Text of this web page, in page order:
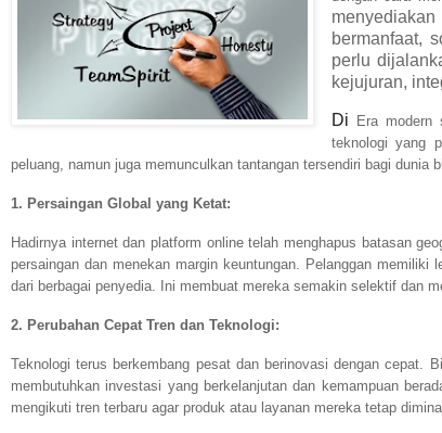
bermanfaat,
perlu
kejujuran,
Di
Era modern
teknologi yang
peluang, namun juga memunculkan tantangan tersendiri bagi
1. Persaingan Global yang Ketat:
Hadirnya internet dan platform online telah menghapus batasan
persaingan dan menekan margin keuntungan. Pelanggan
dari berbagai penyedia. Ini membuat mereka semakin selektif dan
2. Perubahan Cepat Tren dan Teknologi:
Teknologi terus berkembang pesat dan berinovasi dengan cepat.
membutuhkan investasi yang berkelanjutan dan kemampuan
mengikuti tren terbaru agar produk atau layanan mereka tetap